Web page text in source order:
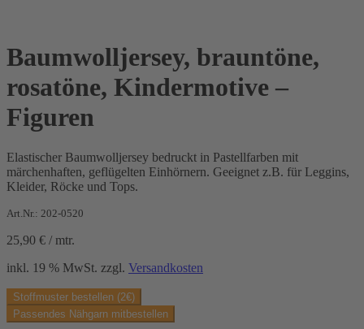
Baumwolljersey, brauntöne,
rosatöne, Kindermotive –
Figuren
Elastischer Baumwolljersey bedruckt in Pastellfarben mit
märchenhaften, geflügelten Einhörnern. Geeignet z.B. für Leggins,
Kleider, Röcke und Tops.
Art.Nr.: 202-0520
25,90 € / mtr.
inkl. 19 % MwSt. zzgl. Versandkosten
Stoffmuster bestellen (2€)
Passendes Nähgarn mitbestellen